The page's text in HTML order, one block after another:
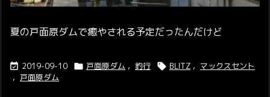
夏の戸面原ダムで癒やされる予定だったんだけど
 2019-09-10  戸面原ダム , 釣行  BLITZ , マックスセント
, 戸面原ダム